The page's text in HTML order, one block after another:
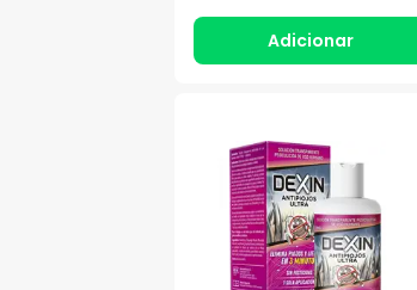
Adicionar